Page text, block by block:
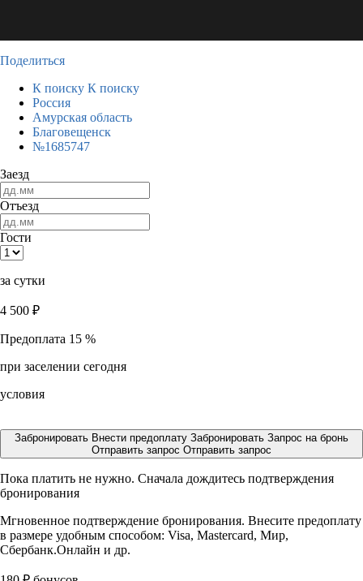
Поделиться
К поиску К поиску
Россия
Амурская область
Благовещенск
№1685747
Заезд
Отъезд
Гости
за сутки
4 500 ₽
Предоплата 15 %
при заселении сегодня
условия
Забронировать Внести предоплату Забронировать Запрос на бронь
Отправить запрос Отправить запрос
Пока платить не нужно. Сначала дождитесь подтверждения
бронирования
Мгновенное подтверждение бронирования. Внесите предоплату
в размере удобным способом: Visa, Mastercard, Мир,
Сбербанк.Онлайн и др.